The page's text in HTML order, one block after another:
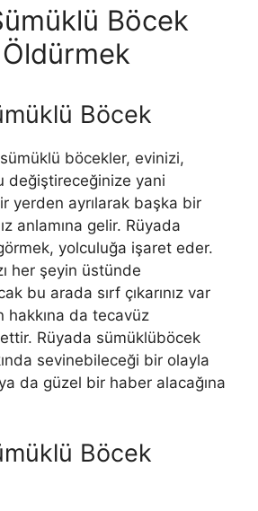
Böcek
Böcek
böcekler, evinizi,
değiştireceğinize yani
yerden ayrılarak başka bir
anlamına ge­lir. Rüyada
yolculuğa işaret eder.
her şeyin üs­tünde
bu arada sırf çıkarınız var
hakkı­na da tecavüz
Rüyada sümüklüböcek
sevinebileceği bir olayla
da güzel bir haber alacağına
Böcek